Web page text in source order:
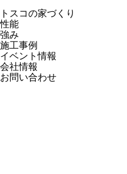
トスコの家づくり
性能
強み
施工事例
イベント情報
会社情報
お問い合わせ